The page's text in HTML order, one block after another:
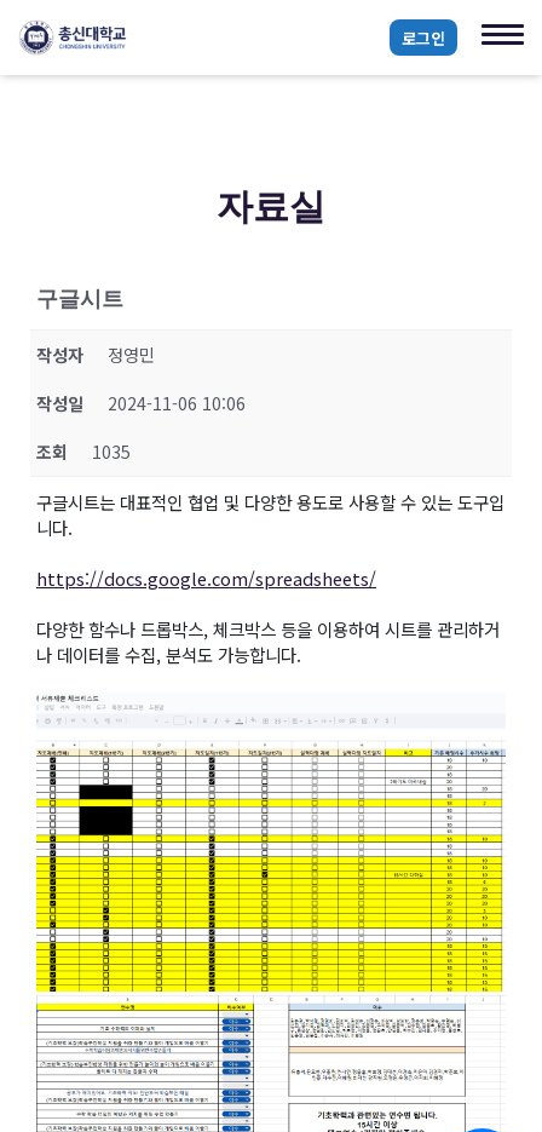
로그인
자료실
구글시트
작성자
정영민
작성일
2024-11-06 10:06
조회
1035
구글시트는 대표적인 협업 및 다양한 용도로 사용할 수 있는 도구입
니다.
https://docs.google.com/spreadsheets/
다양한 함수나 드롭박스, 체크박스 등을 이용하여 시트를 관리하거
나 데이터를 수집, 분석도 가능합니다.